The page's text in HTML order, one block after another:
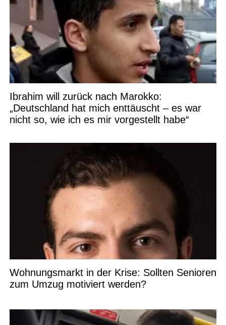
Ibrahim will zurück nach Marokko:
„Deutschland hat mich enttäuscht – es war
nicht so, wie ich es mir vorgestellt habe“
Wohnungsmarkt in der Krise: Sollten Senioren
zum Umzug motiviert werden?